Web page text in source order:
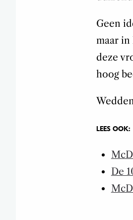
Geen
maar in
deze
hoog
LEES OOK:
De